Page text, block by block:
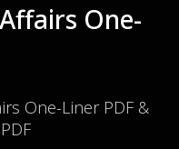
One-
One-Liner PDF &